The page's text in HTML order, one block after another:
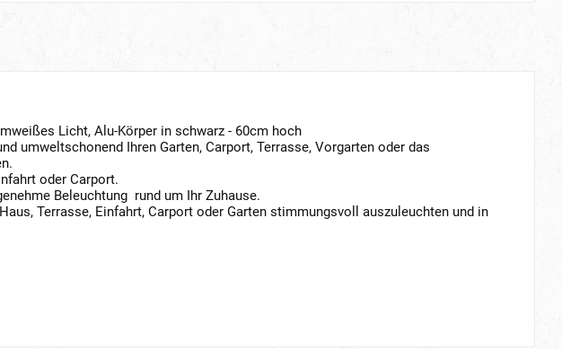
Licht, Alu-Körper in schwarz - 60cm hoch
umweltschonend Ihren Garten, Carport, Terrasse, Vorgarten oder das
oder Carport.
Beleuchtung rund um Ihr Zuhause.
Terrasse, Einfahrt, Carport oder Garten stimmungsvoll auszuleuchten und in